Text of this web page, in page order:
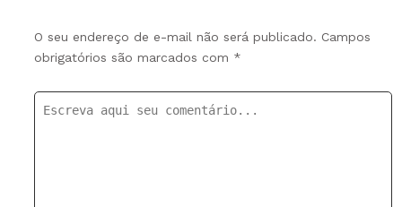
O seu endereço de e-mail não será publicado. Campos
obrigatórios são marcados com *